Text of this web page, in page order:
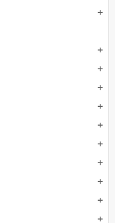
add
add
add
add
add
add
add
add
add
add
add